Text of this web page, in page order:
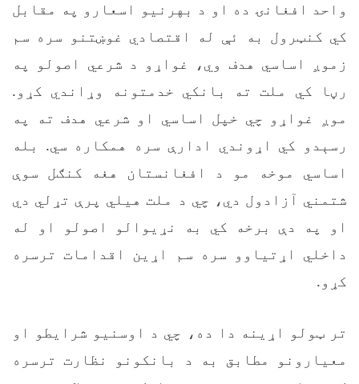
واحد افغانۍ ده او د بهرنیو اسعارو په مقابل
کي کنټرول به ئې له اقتصادي غوښتنو سره سم
زموږ اساسي هدف وي، غواړو د شرعي اصولو په
رڼا کي ملت ته بانکي خدمتونه وړاندي کړو.
موږ غواړو چي خپل اساسي او شرعي هدف ته په
رسېدو کي اړوندي ادارې سره همکاره سي. بله
اساسي موخه مو د افغانستان هغه کنګل سوې
شتمني آزادول دي، چي د ملت هیلي پرې تړلي دي
او په دې برخه کي به نړیوالو اصولو او له
داخلي اړتیاوو سره سم اړین اقدامات ترسره
کړو.
تر ټولو اړینه دا ده، چي د اوسنیو شرایطو او
معیارونو مطابق به د بانکونو نظارت ترسره